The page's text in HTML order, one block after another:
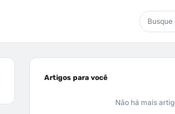
Artigos para você
Não há mais